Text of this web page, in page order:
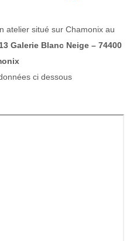
atelier situé sur Chamonix au
Galerie Blanc Neige – 74400
ci dessous